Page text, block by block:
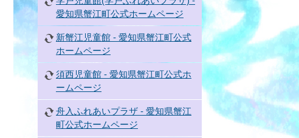
愛知県蟹江町公式ホームページ
新蟹江児童館 - 愛知県蟹江町公式
ホームページ
須西児童館 - 愛知県蟹江町公式ホ
ームページ
舟入ふれあいプラザ - 愛知県蟹江
町公式ホームページ